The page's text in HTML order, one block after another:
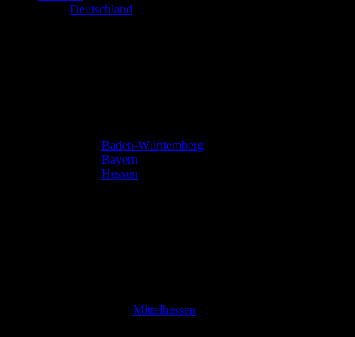
Deutschland
Baden-Württemberg
Bayern
Hessen
Mittelhessen